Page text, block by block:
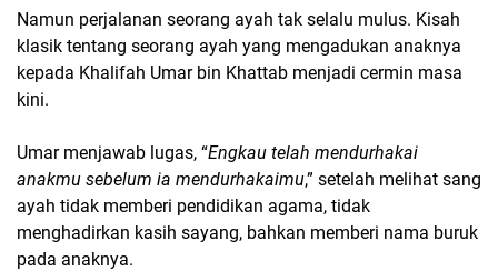
Namun perjalanan seorang ayah tak selalu mulus. Kisah
klasik tentang seorang ayah yang mengadukan anaknya
kepada Khalifah Umar bin Khattab menjadi cermin masa
kini.
Umar menjawab lugas, “Engkau telah mendurhakai
anakmu sebelum ia mendurhakaimu,” setelah melihat sang
ayah tidak memberi pendidikan agama, tidak
menghadirkan kasih sayang, bahkan memberi nama buruk
pada anaknya.